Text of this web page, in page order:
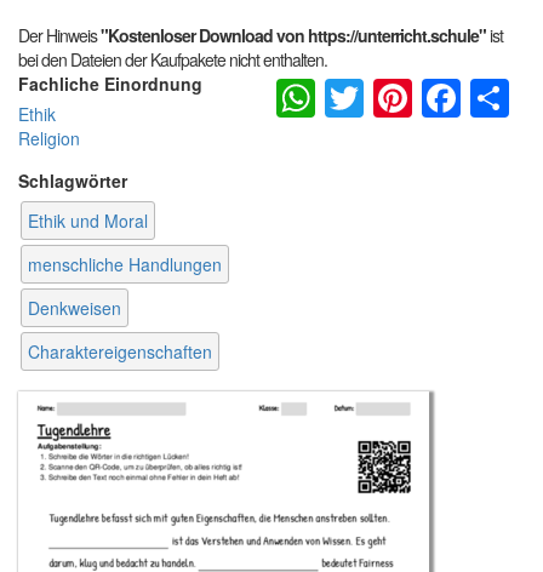
Der Hinweis"Kostenloser Download von https://unterricht.schule"ist
bei den Dateien der Kaufpakete nicht enthalten.
Fachliche Einordnung
Ethik
Religion
Schlagwörter
Ethik und Moral
menschliche Handlungen
Denkweisen
Charaktereigenschaften
WhatsApp
Twitter